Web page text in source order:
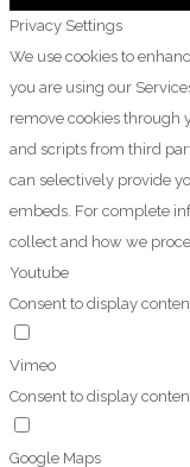
Privacy Settings
We use cookies to
you are using our
remove cookies through
and scripts from third
can selectively provide
embeds. For complete
collect and how we
Youtube
Consent to display
Vimeo
Consent to display
Google Maps